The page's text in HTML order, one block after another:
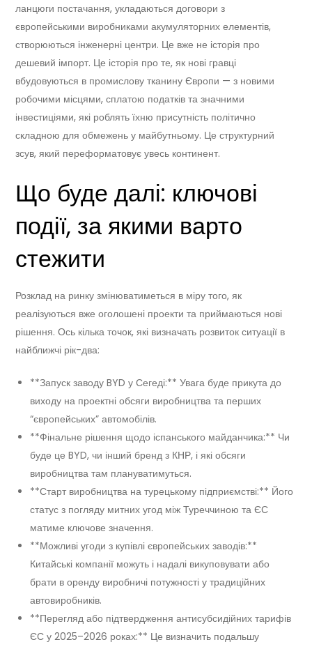
ланцюги постачання, укладаються договори з
європейськими виробниками акумуляторних елементів,
створюються інженерні центри. Це вже не історія про
дешевий імпорт. Це історія про те, як нові гравці
вбудовуються в промислову тканину Європи — з новими
робочими місцями, сплатою податків та значними
інвестиціями, які роблять їхню присутність політично
складною для обмежень у майбутньому. Це структурний
зсув, який переформатовує увесь континент.
Що буде далі: ключові
події, за якими варто
стежити
Розклад на ринку змінюватиметься в міру того, як
реалізуються вже оголошені проекти та приймаються нові
рішення. Ось кілька точок, які визначать розвиток ситуації в
найближчі рік-два:
**Запуск заводу BYD у Сегеді:** Увага буде прикута до
виходу на проектні обсяги виробництва та перших
“європейських” автомобілів.
**Фінальне рішення щодо іспанського майданчика:** Чи
буде це BYD, чи інший бренд з КНР, і які обсяги
виробництва там плануватимуться.
**Старт виробництва на турецькому підприємстві:** Його
статус з погляду митних угод між Туреччиною та ЄС
матиме ключове значення.
**Можливі угоди з купівлі європейських заводів:**
Китайські компанії можуть і надалі викуповувати або
брати в оренду виробничі потужності у традиційних
автовиробників.
**Перегляд або підтвердження антисубсидійних тарифів
ЄС у 2025–2026 роках:** Це визначить подальшу